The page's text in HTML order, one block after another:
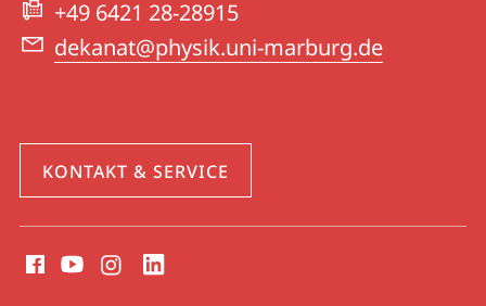
+49 6421 28-28915
dekanat@physik.uni-marburg.de
KONTAKT & SERVICE
Media